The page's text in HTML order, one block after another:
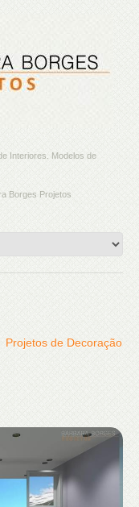
Interiores. Modelos de
Borges Projetos
Projetos de Decoração